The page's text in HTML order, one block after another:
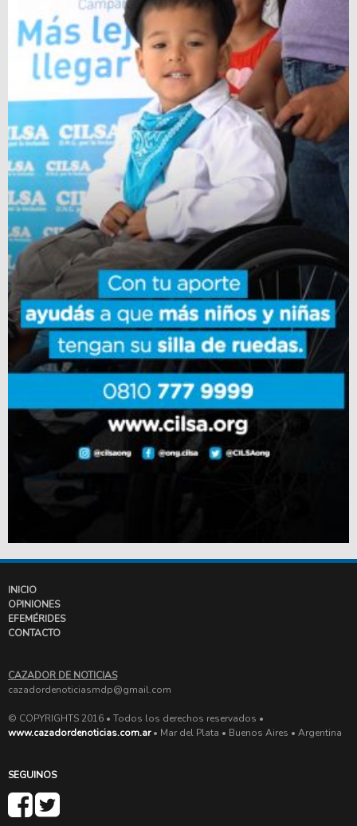
INICIO
OPINIONES
EFEMÉRIDES
CONTACTO
CAZADOR DE NOTICIAS
cazadordenoticiasmdp@gmail.com
© COPYRIGHTS 2016 • Todos los derechos reservados •
www.cazadordenoticias.com.ar• Mar del Plata • Buenos Aires • Argentina
SEGUINOS